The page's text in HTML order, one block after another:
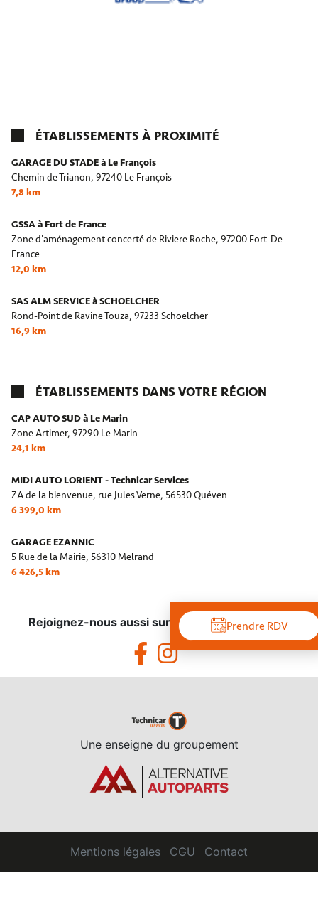
ÉTABLISSEMENTS À PROXIMITÉ
GARAGE DU STADE à Le François
Chemin de Trianon, 97240 Le François
7,8 km
GSSA à Fort de France
Zone d'aménagement concerté de Riviere Roche, 97200 Fort-De-
France
12,0 km
SAS ALM SERVICE à SCHOELCHER
Rond-Point de Ravine Touza, 97233 Schoelcher
16,9 km
ÉTABLISSEMENTS DANS VOTRE RÉGION
CAP AUTO SUD à Le Marin
Zone Artimer, 97290 Le Marin
24,1 km
MIDI AUTO LORIENT - Technicar Services
ZA de la bienvenue, rue Jules Verne, 56530 Quéven
6 399,0 km
GARAGE EZANNIC
5 Rue de la Mairie, 56310 Melrand
6 426,5 km
Prendre RDV
Rejoignez-nous aussi sur les réseaux sociaux !
Une enseigne du groupement
Mentions légales CGU Contact